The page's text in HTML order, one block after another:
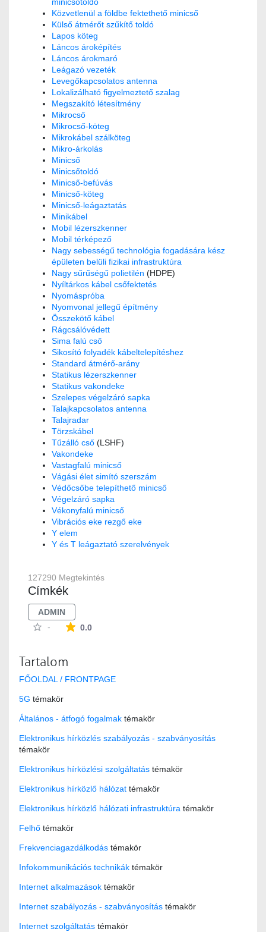
Közvetlenül a földbe fektethető minicső
Külső átmérőt szűkítő toldó
Lapos köteg
Láncos ároképítés
Láncos árokmaró
Leágazó vezeték
Levegőkapcsolatos antenna
Lokalizálható figyelmeztető szalag
Megszakító létesítmény
Mikrocső
Mikrocső-köteg
Mikrokábel szálköteg
Mikro-árkolás
Minicső
Minicsőtoldó
Minicső-befúvás
Minicső-köteg
Minicső-leágaztatás
Minikábel
Mobil lézerszkenner
Mobil térképező
Nagy sebességű technológia fogadására kész
épületen belüli fizikai infrastruktúra
Nagy sűrűségű polietilén (HDPE)
Nyíltárkos kábel csőfektetés
Nyomáspróba
Nyomvonal jellegű építmény
Összekötő kábel
Rágcsálóvédett
Sima falú cső
Sikosító folyadék kábeltelepítéshez
Standard átmérő-arány
Statikus lézerszkenner
Statikus vakondeke
Szelepes végelzáró sapka
Talajkapcsolatos antenna
Talajradar
Törzskábel
Tűzálló cső (LSHF)
Vakondeke
Vastagfalú minicső
Vágási élet simító szerszám
Védőcsőbe telepíthető minicső
Végelzáró sapka
Vékonyfalú minicső
Vibrációs eke rezgő eke
Y elem
Y és T leágaztató szerelvények
127290 Megtekintés
Címkék
ADMIN
-
0.0Az átlagos minősítés 0 csillag a lehetséges 5-
Tartalom
FŐOLDAL / FRONTPAGE
5G témakör
Általános - átfogó fogalmak témakör
Elektronikus hírközlés szabályozás - szabványosítás
témakör
Elektronikus hírközlési szolgáltatás témakör
Elektronikus hírközlő hálózat témakör
Elektronikus hírközlő hálózati infrastruktúra témakör
Felhő témakör
Frekvenciagazdálkodás témakör
Infokommunikációs technikák témakör
Internet alkalmazások témakör
Internet szabályozás - szabványosítás témakör
Internet szolgáltatás témakör